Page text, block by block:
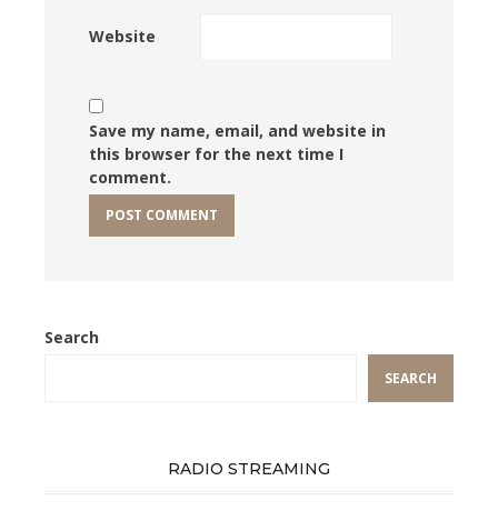
Website
Save my name, email, and website in
this browser for the next time I
comment.
Search
SEARCH
RADIO STREAMING